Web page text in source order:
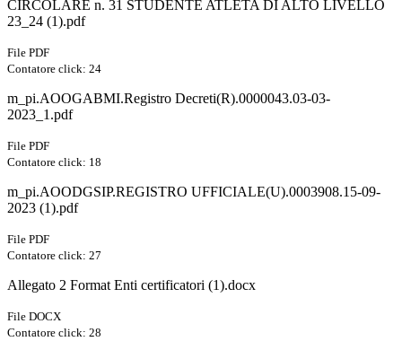
CIRCOLARE n. 31 STUDENTE ATLETA DI ALTO LIVELLO
23_24 (1).pdf
File PDF
Contatore click: 24
m_pi.AOOGABMI.Registro Decreti(R).0000043.03-03-
2023_1.pdf
File PDF
Contatore click: 18
m_pi.AOODGSIP.REGISTRO UFFICIALE(U).0003908.15-09-
2023 (1).pdf
File PDF
Contatore click: 27
Allegato 2 Format Enti certificatori (1).docx
File DOCX
Contatore click: 28